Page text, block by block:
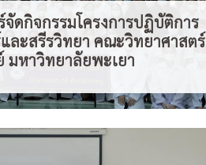
ดกิจกรรมโครงการปฏิบัติการ
ละสรีรวิทยา คณะวิทยาศาสตร์
มหาวิทยาลัยพะเยา